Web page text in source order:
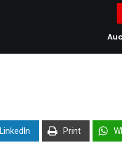
LinkedIn Print